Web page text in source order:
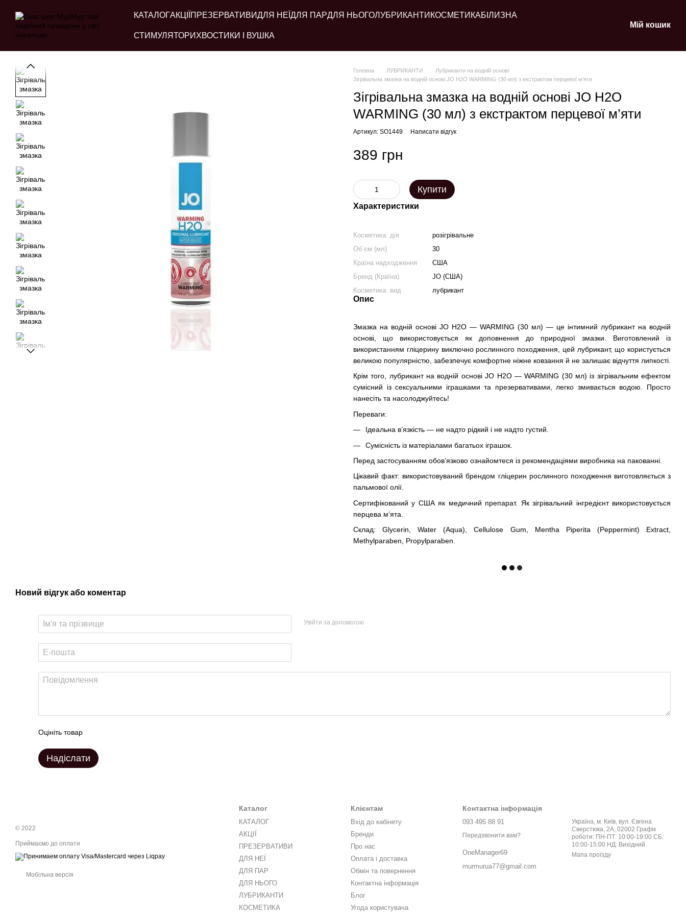
КАТАЛОГАКЦІЇ ПРЕЗЕРВАТИВИДЛЯ НЕЇ ДЛЯ ПАРДЛЯ НЬОГОЛУБРИКАНТИ КОСМЕТИКАБІЛИЗНА
СТИМУЛЯТОРИ ХВОСТИКИ І ВУШКА
Мій кошик
Головна ЛУБРИКАНТИ
Лубриканти на водній основі
Зігрівальна змазка на водній основі JO H2O WARMING (30 мл) з екстрактом перцевої м’яти
Зігрівальна змазка на водній основі JO H2O
WARMING (30 мл) з екстрактом перцевої м’яти
Артикул: SO1449 Написати відгук
389 грн
Купити
Характеристики
Косметика: дія
розігрівальне
Об`єм (мл)
30
Країна надходження
США
Бренд (Країна)
JO (США)
Косметика: вид
лубрикант
Опис
Змазка на водній основі JO H2O — WARMING (30 мл) — це інтимний лубрикант на водній
основі, що використовується як доповнення до природної змазки. Виготовлений із
використанням гліцерину виключно рослинного походження, цей лубрикант, що користується
великою популярністю, забезпечує комфортне ніжне ковзання й не залишає відчуття липкості.
Крім того, лубрикант на водній основі JO H2O — WARMING (30 мл) із зігрівальним ефектом
сумісний із сексуальними іграшками та презервативами, легко змивається водою. Просто
нанесіть та насолоджуйтесь!
Переваги:
Ідеальна в’язкість — не надто рідкий і не надто густий.
Сумісність із матеріалами багатьох іграшок.
Перед застосуванням обов’язково ознайомтеся із рекомендаціями виробника на пакованні.
Цікавий факт: використовуваний брендом гліцерин рослинного походження виготовляється з
пальмової олії.
Сертифікований у США як медичний препарат. Як зігрівальний інгредієнт використовується
перцева м’ята.
Склад: Glycerin, Water (Aqua), Cellulose Gum, Mentha Piperita (Peppermint) Extract,
Methylparaben, Propylparaben.
Новий відгук або коментар
Увійти за допомогою
Оцініть товар
Надіслати
© 2022
Приймаємо до оплати
Мобільна версія
Каталог
КАТАЛОГ
АКЦІЇ
ПРЕЗЕРВАТИВИ
ДЛЯ НЕЇ
ДЛЯ ПАР
ДЛЯ НЬОГО
ЛУБРИКАНТИ
КОСМЕТИКА
Клієнтам
Вхід до кабінету
Бренди
Про нас
Оплата і доставка
Обмін та повернення
Контактна інформація
Блог
Угода користувача
Контактна інформація
093 495 88 91
Передзвонити вам?
OneManager69
murmurua77@gmail.com
Україна, м. Київ, вул. Євгена
Сверстюка, 2А, 02002 Графік
роботи: ПН-ПТ: 10:00-19:00 СБ:
10:00-15:00 НД: Вихідний
Мапа проїзду